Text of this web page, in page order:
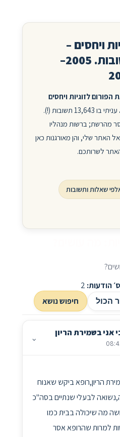
ויחסים –
תשובות. 2005–
את הפורום לזוגיות ויחסים
עניתי בו 13,643 תשובות (!).
הוסר מהרשת; ברשות מנהליו
האתר שלי, והן מאורגנות כאן
האתר לשרותכם.
הודעות:
הכול חיפוש נושא
אני בשמירת הריון ⌄
הריון,רופא ביקש שאנוח
לבעלי שנתיים בסה"כ
מה שיכולה בבית כמו
למרות שהרופא אסר